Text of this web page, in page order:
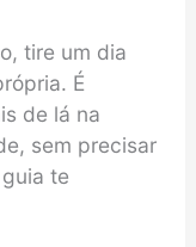
tire um dia
É
de lá na
sem precisar
te